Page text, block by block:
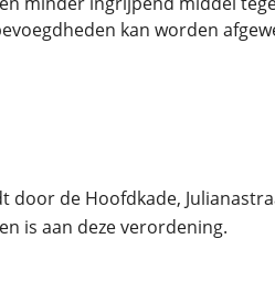
kan worden
de Hoofdkade,
is aan deze verordening.